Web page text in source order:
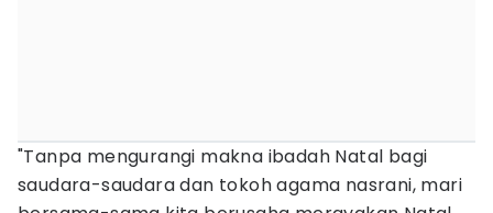
"Tanpa mengurangi makna ibadah Natal bagi
saudara-saudara dan tokoh agama nasrani, mari